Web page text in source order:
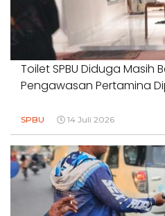
Toilet SPBU Diduga Masih
Pengawasan Pertamina
SPBU 14 Juli 2026